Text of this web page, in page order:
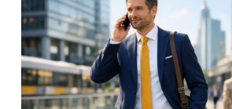
Evcil Hayvan
Ürünleri